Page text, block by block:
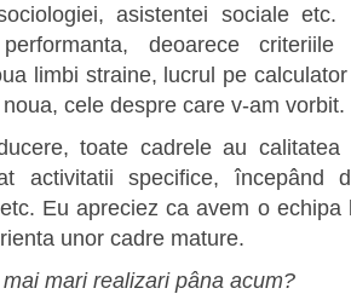
asistentei sociale
deoarece
limbi straine, lucrul pe
cele despre care v-am vorbit.
toate cadrele au
activitatii specifice, începând
Eu apreciez ca avem o
unor cadre mature.
mari realizari pâna acum?